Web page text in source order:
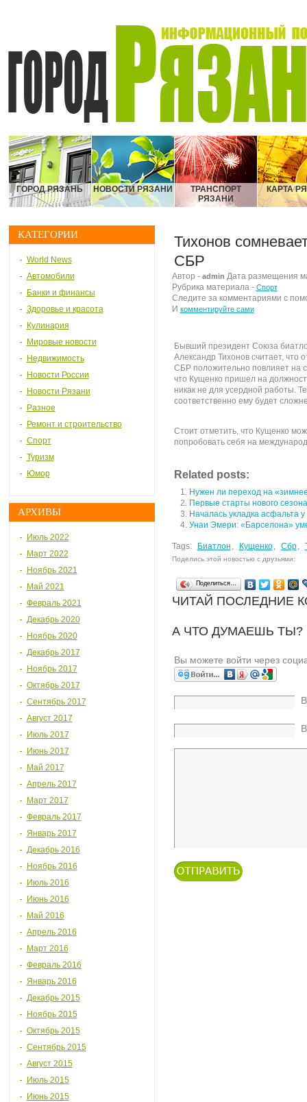
ГОРОД РЯЗАНЬ НОВОСТИ РЯЗАНИ
ТРАНСПОРТ
РЯЗАНИ
КАРТА
КАТЕГОРИИ
World News
Автомобили
Банки и финансы
Здоровье и красота
Кулинария
Мировые новости
Недвижимость
Новости России
Новости Рязани
Разное
Ремонт и строительство
Спорт
Туризм
Юмор
АРХИВЫ
Июль 2022
Март 2022
Ноябрь 2021
Май 2021
Февраль 2021
Декабрь 2020
Ноябрь 2020
Декабрь 2017
Ноябрь 2017
Октябрь 2017
Сентябрь 2017
Август 2017
Июль 2017
Июнь 2017
Май 2017
Апрель 2017
Март 2017
Февраль 2017
Январь 2017
Декабрь 2016
Ноябрь 2016
Июль 2016
Июнь 2016
Май 2016
Апрель 2016
Март 2016
Февраль 2016
Январь 2016
Декабрь 2015
Ноябрь 2015
Октябрь 2015
Сентябрь 2015
Август 2015
Июль 2015
Июнь 2015
Тихонов
СБР
Автор - admin Дата размещения
Рубрика материала - Спорт
Следите за комментариями с
И комментируйте сами
Бывший президент Союза
Александр Тихонов считает, что
СБР положительно повлияет на
что Кущенко пришел на
никак не для усердной работы.
соответственно ему будет
Стоит отметить, что Кущенко
попробовать себя на
Related posts:
Нужен ли переход на
Первые старты нового
Началась укладка асфальта
Унаи Эмери: «Барселона»
Tags: Биатлон , Кущенко, Сбр,
Поделись этой новостью с друзьями:
Поделиться…
ЧИТАЙ ПОСЛЕДНИЕ
А ЧТО ДУМАЕШЬ
Вы можете войти через